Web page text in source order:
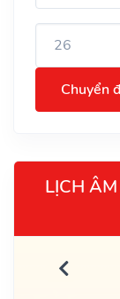
Chuyển
LỊCH